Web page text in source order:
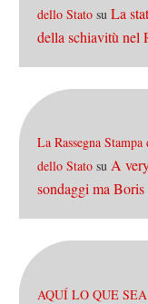
dello Stato su La
della schiavitù nel
La Rassegna
dello Stato su A
sondaggi ma
AQUÍ LO QUE